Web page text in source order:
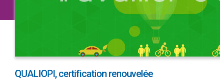
QUALIOPI, certification renouvelée